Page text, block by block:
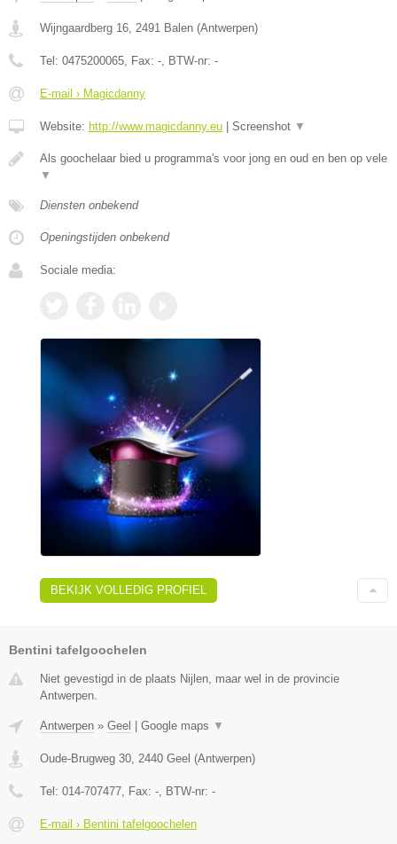
Wijngaardberg 16 2491 Balen (Antwerpen)
Tel: 0475200065 , Fax: - , BTW-nr: -
E-mail › Magicdanny
Website: http://www.magicdanny.eu Screenshot ▼
Als goochelaar bied u programma's voor jong en oud en ben op vele
▼
Diensten onbekend
Openingstijden onbekend
Sociale media:
BEKIJK VOLLEDIG PROFIEL
Bentini tafelgoochelen
Niet gevestigd in de plaats Nijlen, maar wel in de provincie
Antwerpen.
Antwerpen » Geel Google maps ▼
Oude-Brugweg 30 2440 Geel (Antwerpen)
Tel: 014-707477 , Fax: - , BTW-nr: -
E-mail › Bentini tafelgoochelen